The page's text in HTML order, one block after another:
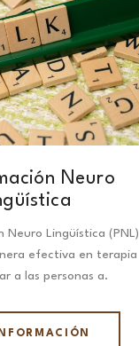
Neuro
Neuro Lingüística (PNL)
efectiva en terapia
a las personas a.